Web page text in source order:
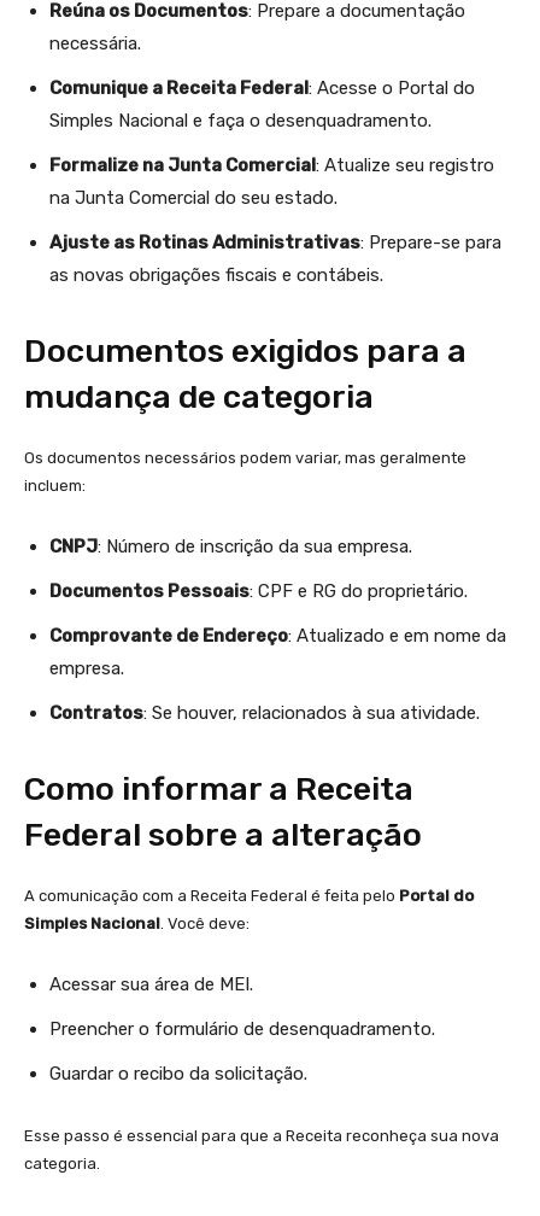
Reúna os Documentos: Prepare a documentação
necessária.
Comunique a Receita Federal: Acesse o Portal do
Simples Nacional e faça o desenquadramento.
Formalize na Junta Comercial: Atualize seu registro
na Junta Comercial do seu estado.
Ajuste as Rotinas Administrativas: Prepare-se para
as novas obrigações fiscais e contábeis.
Documentos exigidos para a
mudança de categoria
Os documentos necessários podem variar, mas geralmente
incluem:
CNPJ: Número de inscrição da sua empresa.
Documentos Pessoais: CPF e RG do proprietário.
Comprovante de Endereço: Atualizado e em nome da
empresa.
Contratos: Se houver, relacionados à sua atividade.
Como informar a Receita
Federal sobre a alteração
A comunicação com a Receita Federal é feita pelo Portal do
Simples Nacional. Você deve:
Acessar sua área de MEI.
Preencher o formulário de desenquadramento.
Guardar o recibo da solicitação.
Esse passo é essencial para que a Receita reconheça sua nova
categoria.